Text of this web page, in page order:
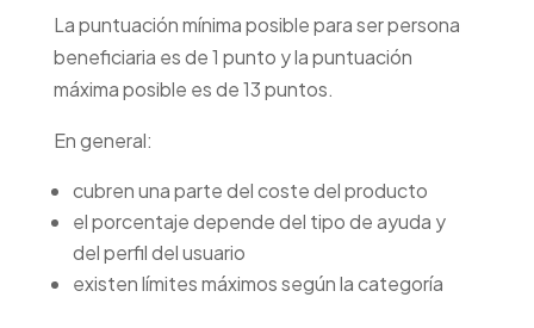
La puntuación mínima posible para ser persona
beneficiaria es de 1 punto y la puntuación
máxima posible es de 13 puntos.
En general:
cubren una parte del coste del producto
el porcentaje depende del tipo de ayuda y
del perfil del usuario
existen límites máximos según la categoría